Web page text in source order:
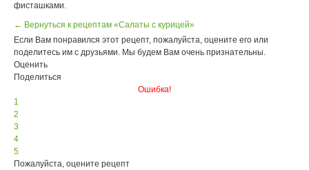
фисташками.
← Вернуться к рецептам «Салаты с курицей»
Если Вам понравился этот рецепт, пожалуйста, оцените его или
поделитесь им с друзьями. Мы будем Вам очень признательны.
Оценить
Поделиться
Ошибка!
1
2
3
4
5
Пожалуйста, оцените рецепт